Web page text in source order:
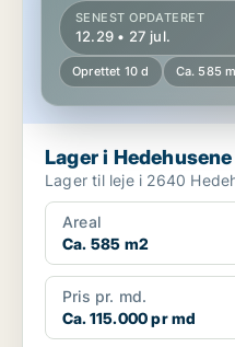
SENEST OPDATERET
12.29 • 27 jul.
Oprettet 10 d Ca. 585
Lager i Hedehusene
Lager til leje i 2640
Areal
Ca. 585 m2
Pris pr. md.
Ca. 115.000 pr md